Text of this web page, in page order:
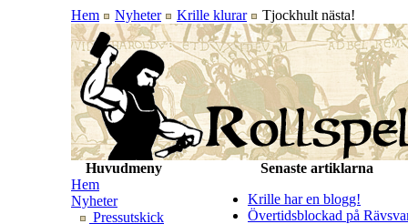
Hem Nyheter Krille klurar Tjockhult nästa!
Huvudmeny
Hem
Nyheter
Pressutskick
Senaste artiklarna
Krille har en blogg!
Övertidsblockad på